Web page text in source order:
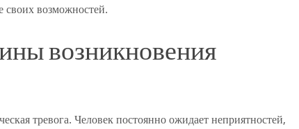
своих возможностей.
возникновения
тревога. Человек постоянно ожидает неприятностей,